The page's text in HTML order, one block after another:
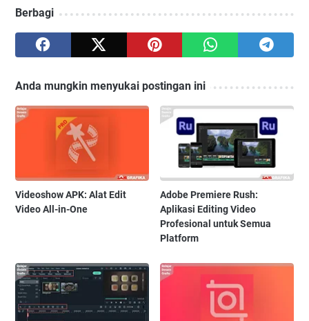
Berbagi
Anda mungkin menyukai postingan ini
Videoshow APK: Alat Edit
Video All-in-One
Adobe Premiere Rush:
Aplikasi Editing Video
Profesional untuk Semua
Platform